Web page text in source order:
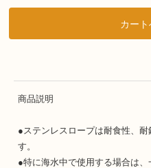
商品説明
●ステンレスロープは耐食性、
す。
●特に海水中で使用する場合は